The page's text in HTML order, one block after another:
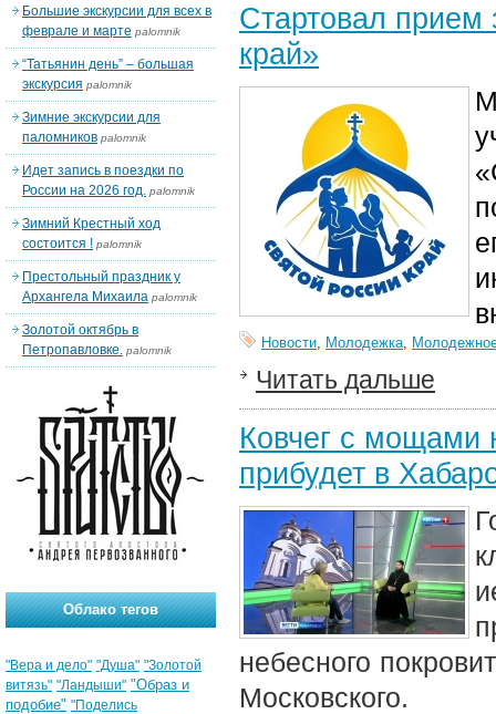
Стартовал прием
край»
Новости, Молодежка,
Читать дальше
Ковчег с мощами
прибудет в
небесного
Московского.
Большие экскурсии для всех в
феврале и марте palomnik
“Татьянин день” – большая
экскурсия palomnik
Зимние экскурсии для
паломников palomnik
Идет запись в поездки по
России на 2026 год. palomnik
Зимний Крестный ход
состоится ! palomnik
Престольный праздник у
Архангела Михаила palomnik
Золотой октябрь в
Петропавловке. palomnik
Облако тегов
"Вера и дело" "Душа" "Золотой
витязь" "Ландыши" "Образ и
подобие" "Поделись